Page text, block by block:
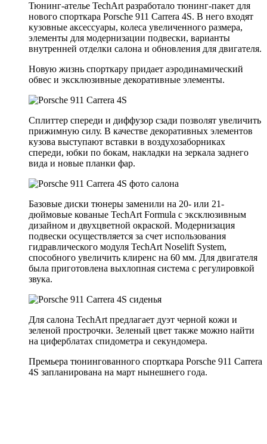
Тюнинг-ателье TechArt разработало тюнинг-пакет для
нового спорткара Porsche 911 Carrera 4S. В него входят
кузовные аксессуары, колеса увеличенного размера,
элементы для модернизации подвески, варианты
внутренней отделки салона и обновления для двигателя.
Новую жизнь спорткару придает аэродинамический
обвес и эксклюзивные декоративные элементы.
Сплиттер спереди и диффузор сзади позволят увеличить
прижимную силу. В качестве декоративных элементов
кузова выступают вставки в воздухозаборниках
спереди, юбки по бокам, накладки на зеркала заднего
вида и новые планки фар.
Базовые диски тюнеры заменили на 20- или 21-
дюймовые кованые TechArt Formula с эксклюзивным
дизайном и двухцветной окраской. Модернизация
подвески осуществляется за счет использования
гидравлического модуля TechArt Noselift System,
способного увеличить клиренс на 60 мм. Для двигателя
была приготовлена выхлопная система с регулировкой
звука.
Для салона TechArt предлагает дуэт черной кожи и
зеленой прострочки. Зеленый цвет также можно найти
на циферблатах спидометра и секундомера.
Премьера тюнингованного спорткара Porsche 911 Carrera
4S запланирована на март нынешнего года.